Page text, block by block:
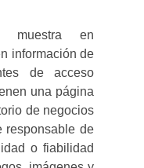
muestra en
información de
de acceso
una página
de negocios
responsable de
o fiabilidad